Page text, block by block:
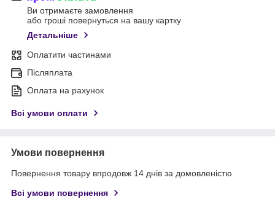
Ви отримаєте замовлення
або гроші повернуться на вашу картку
Детальніше
Оплатити частинами
Післяплата
Оплата на рахунок
Всі умови оплати
Умови повернення
Повернення товару впродовж 14 днів за домовленістю
Всі умови повернення